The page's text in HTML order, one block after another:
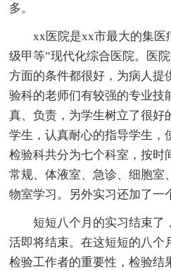
多。
xx医院是xx市最大的集医
级甲等”现代化综合医院。医
方面的条件都很好，为病人提
验科的老师们有较强的专业技
真、负责，为学生树立了很好
学生，认真耐心的指导学生，
检验科共分为七个科室，按时
常规、体液室、急诊、细胞室
物室学习。另外实习还加了一
短短八个月的实习结束了
活即将结束。在这短短的八个
检验工作者的重要性，检验结